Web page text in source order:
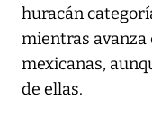
huracán
mientras avanza
mexicanas,
de ellas.